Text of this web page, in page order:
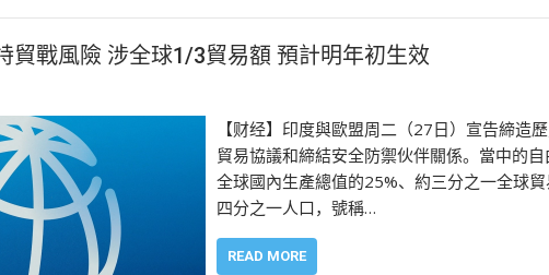
貿戰風險 涉全球1/3貿易額 預計明年初生效
【财经】印度與歐盟周二（27日）宣告締造
貿易協議和締結安全防禦伙伴關係。當中的
全球國內生產總值的25%、約三分之一全球
四分之一人口，號稱…
READ MORE